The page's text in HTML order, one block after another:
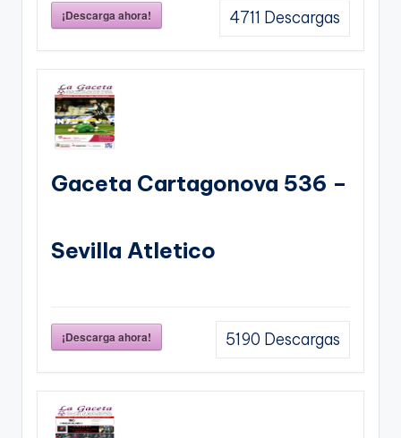
¡Descarga ahora! 4711 Descargas
Gaceta Cartagonova 536 –
Sevilla Atletico
¡Descarga ahora! 5190 Descargas